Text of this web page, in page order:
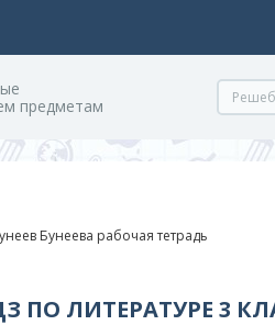
предметам
Бунеева рабочая тетрадь
ПО ЛИТЕРАТУРЕ 3